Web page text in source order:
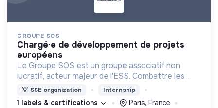
GROUPE SOS
chargé·e de développement de projets
européens
Le Groupe SOS est un groupe associatif non
lucratif, acteur majeur de l'ESS. Combattre les
exclusions, Agir sur le terrain pour l’accès de tous à
l’essentiel, Innover face aux défis de demain.
💡 SSE organization Internship
1 labels & certifications
Paris, France